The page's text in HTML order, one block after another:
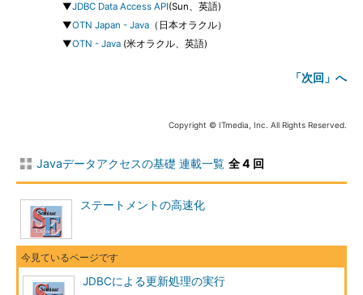
▼JDBC Data Access API(Sun、英語)
▼OTN Japan - Java（日本オラクル）
▼OTN - Java(米オラクル、英語)
「次回」へ
Copyright © ITmedia, Inc. All Rights Reserved.
Javaデータアクセスの基礎 連載一覧 全 4 回
ステートメントの高速化
JDBCによる更新処理の実行